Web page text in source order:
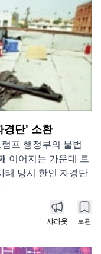
경단' 소환
프 행정부의 불법
이어지는 가운데 트
태 당시 한인 자경단
샤라웃 보관